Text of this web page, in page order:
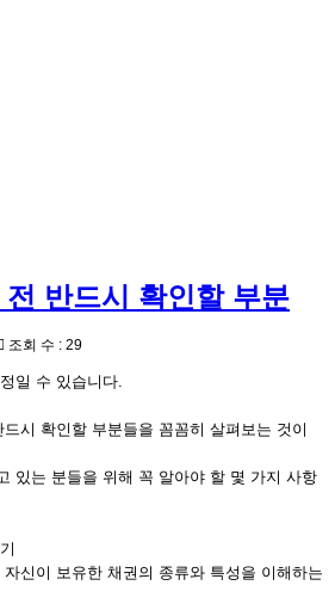
반드시 확인할 부분
조회 수 : 29
일 수 있습니다.
시 확인할 부분들을 꼼꼼히 살펴보는 것이
있는 분들을 위해 꼭 알아야 할 몇 가지 사항
신이 보유한 채권의 종류와 특성을 이해하는